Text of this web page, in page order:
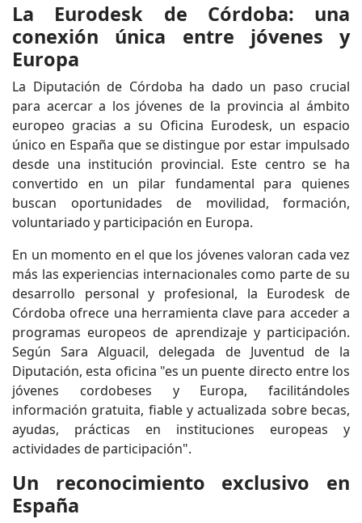
La Eurodesk de Córdoba: una
conexión única entre jóvenes y
Europa
La Diputación de Córdoba ha dado un paso crucial
para acercar a los jóvenes de la provincia al ámbito
europeo gracias a su Oficina Eurodesk, un espacio
único en España que se distingue por estar impulsado
desde una institución provincial. Este centro se ha
convertido en un pilar fundamental para quienes
buscan oportunidades de movilidad, formación,
voluntariado y participación en Europa.
En un momento en el que los jóvenes valoran cada vez
más las experiencias internacionales como parte de su
desarrollo personal y profesional, la Eurodesk de
Córdoba ofrece una herramienta clave para acceder a
programas europeos de aprendizaje y participación.
Según Sara Alguacil, delegada de Juventud de la
Diputación, esta oficina "es un puente directo entre los
jóvenes cordobeses y Europa, facilitándoles
información gratuita, fiable y actualizada sobre becas,
ayudas, prácticas en instituciones europeas y
actividades de participación".
Un reconocimiento exclusivo en
España